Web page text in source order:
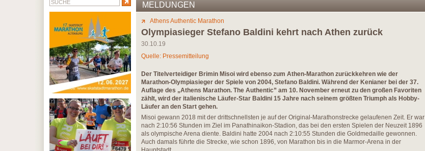
MELDUNGEN
Athens Authentic Marathon
Olympiasieger Stefano Baldini kehrt nach Athen zurück
30.10.19
Quelle: Pressemitteilung
Der Titelverteidiger Brimin Misoi wird ebenso zum Athen-Marathon zurückkehren wie der
Marathon-Olympiasieger der Spiele von 2004, Stefano Baldini. Während der Kenianer bei der 37.
Auflage des „Athens Marathon. The Authentic” am 10. November erneut zu den großen Favoriten
zählt, wird der italienische Läufer-Star Baldini 15 Jahre nach seinem größten Triumph als Hobby-
Läufer an den Start gehen.
Misoi gewann 2018 mit der drittschnellsten je auf der Original-Marathonstrecke gelaufenen Zeit. Er war
nach 2:10:56 Stunden im Ziel im Panathinaikon-Stadion, das bei den ersten Spielen der Neuzeit 1896
als olympische Arena diente. Baldini hatte 2004 nach 2:10:55 Stunden die Goldmedaille gewonnen.
Auch damals führte die Strecke, wie schon 1896, von Marathon bis in die Marmor-Arena in der